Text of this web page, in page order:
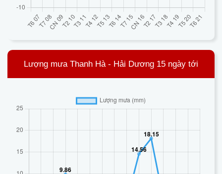
Lượng mưa Thanh Hà - Hải Dương 15 ngày tới